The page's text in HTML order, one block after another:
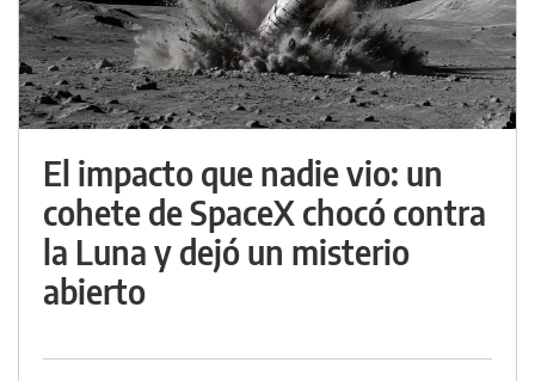
El impacto que nadie vio: un
cohete de SpaceX chocó contra
la Luna y dejó un misterio
abierto